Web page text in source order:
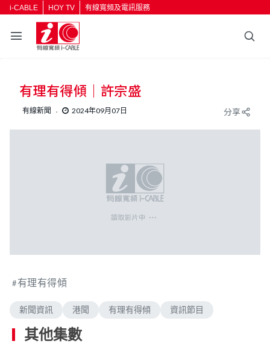
i-CABLE HOY TV 有線寬頻及電訊服務
返回
按輸入鍵開始搜尋
有理有得傾｜許宗盛
有線新聞 2024年09月07日 分享
有理有得傾
新聞資訊 港聞 有理有得傾 資訊節目
其他集數